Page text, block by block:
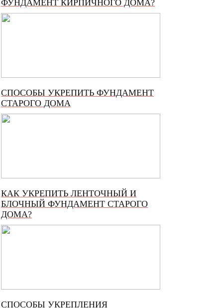
ФУНДАМЕНТ КИРПИЧНОГО ДОМА?
СПОСОБЫ УКРЕПИТЬ ФУНДАМЕНТ
СТАРОГО ДОМА
КАК УКРЕПИТЬ ЛЕНТОЧНЫЙ И
БЛОЧНЫЙ ФУНДАМЕНТ СТАРОГО
ДОМА?
СПОСОБЫ УКРЕПЛЕНИЯ